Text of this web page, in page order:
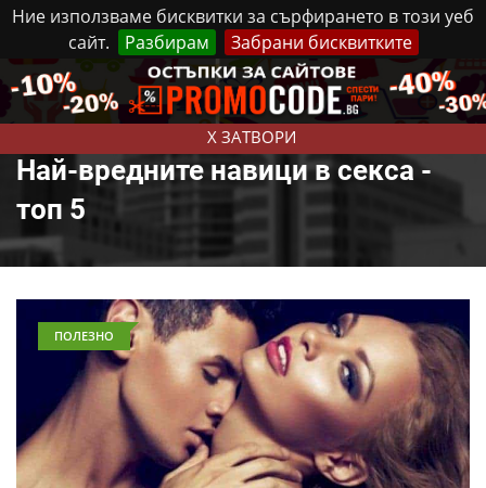
Ние използваме бисквитки за сърфирането в този уеб
сайт.
Разбирам Забрани бисквитките
X ЗАТВОРИ
Петък, 7 Август, 2026 Реклама Контакти
Най-вредните навици в секса -
топ 5
ПОЛЕЗНО